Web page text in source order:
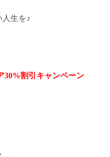
人生を♪
30%割引キャンペーン